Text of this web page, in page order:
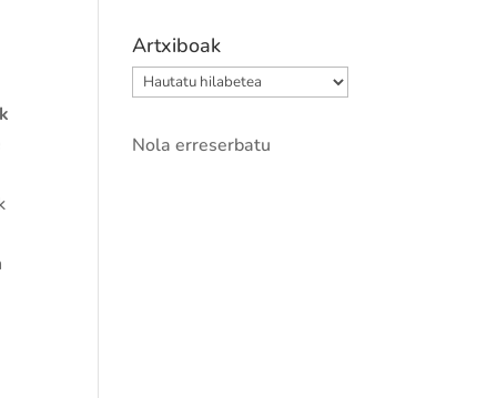
Artxiboak
Artxiboak
Nola erreserbatu